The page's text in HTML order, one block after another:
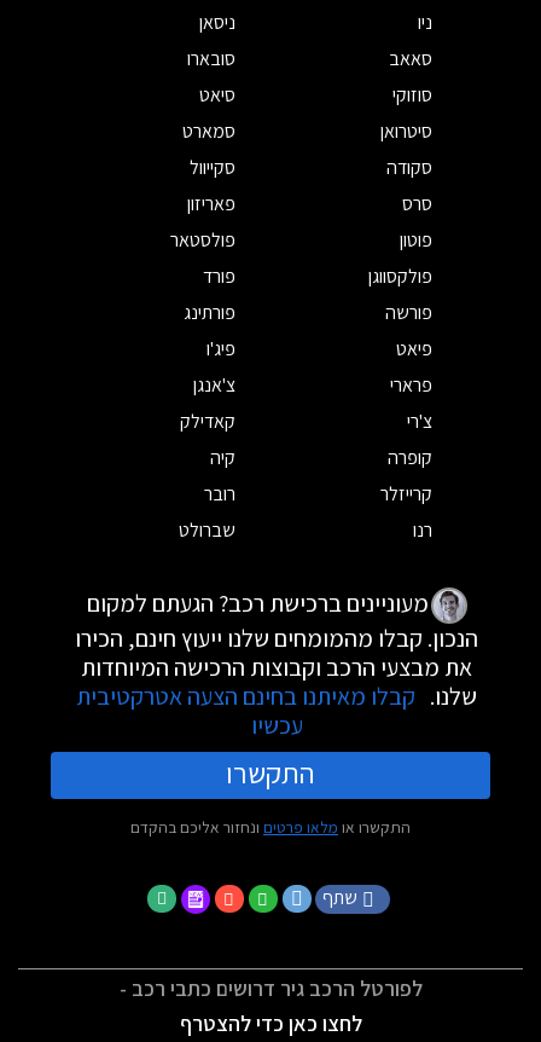
ניו
ניסאן
סאאב
סובארו
סוזוקי
סיאט
סיטרואן
סמארט
סקודה
סקייוול
סרס
פאריזון
פוטון
פולסטאר
פולקסווגן
פורד
פורשה
פורתינג
פיאט
פיג'ו
פרארי
צ'אנגן
צ'רי
קאדילק
קופרה
קיה
קרייזלר
רובר
רנו
שברולט
מעוניינים ברכישת רכב? הגעתם למקום
הנכון. קבלו מהמומחים שלנו ייעוץ חינם, הכירו
את מבצעי הרכב וקבוצות הרכישה המיוחדות
שלנו. קבלו מאיתנו בחינם הצעה אטרקטיבית
עכשיו
התקשרו
התקשרו או מלאו פרטים ונחזור אליכם בהקדם
שתף
לפורטל הרכב גיר דרושים כתבי רכב -
לחצו כאן כדי להצטרף